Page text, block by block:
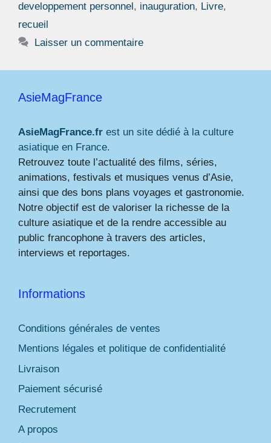
developpement personnel, inauguration, Livre,
recueil
Laisser un commentaire
AsieMagFrance
AsieMagFrance.fr est un site dédié à la culture
asiatique en France.
Retrouvez toute l’actualité des films, séries,
animations, festivals et musiques venus d’Asie,
ainsi que des bons plans voyages et gastronomie.
Notre objectif est de valoriser la richesse de la
culture asiatique et de la rendre accessible au
public francophone à travers des articles,
interviews et reportages.
Informations
Conditions générales de ventes
Mentions légales et politique de confidentialité
Livraison
Paiement sécurisé
Recrutement
A propos